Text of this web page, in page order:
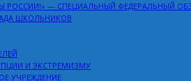
РОССИИ!» — СПЕЦИАЛЬНЫЙ ФЕДЕРАЛЬНЫЙ
ШКОЛЬНИКОВ
И ЭКСТРЕМИЗМУ
УЧРЕЖДЕНИЕ